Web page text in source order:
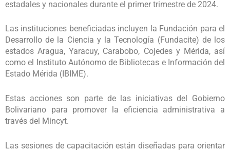
estadales y nacionales durante el primer trimestre de 2024.
Las instituciones beneficiadas incluyen la Fundación para el
Desarrollo de la Ciencia y la Tecnología (Fundacite) de los
estados Aragua, Yaracuy, Carabobo, Cojedes y Mérida, así
como el Instituto Autónomo de Bibliotecas e Información del
Estado Mérida (IBIME).
Estas acciones son parte de las iniciativas del Gobierno
Bolivariano para promover la eficiencia administrativa a
través del Mincyt.
Las sesiones de capacitación están diseñadas para orientar